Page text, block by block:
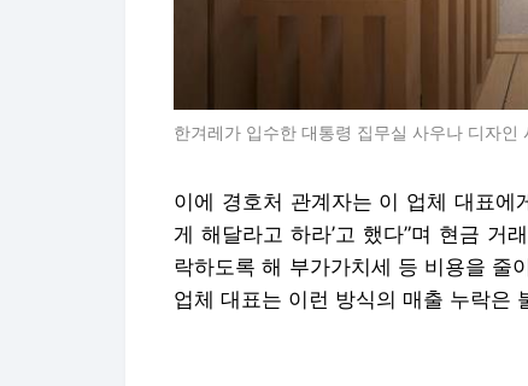
한겨레가 입수한 대통령 집무실 사우나 디자
이에 경호처 관계자는 이 업체 대표에
게 해달라고 하라’고 했다”며 현금 거
락하도록 해 부가가치세 등 비용을 줄
업체 대표는 이런 방식의 매출 누락은